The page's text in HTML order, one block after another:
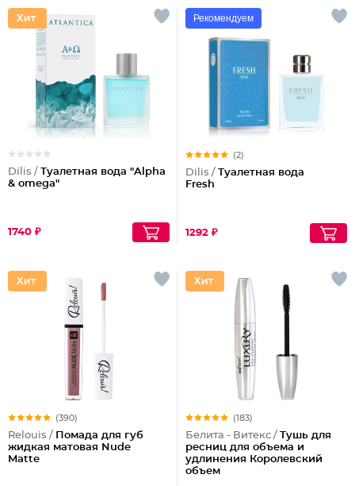
Dilis / Туалетная вода "Alpha
& omega"
1740 ₽
Рекомендуем
(2)
Dilis / Туалетная вода
Fresh
1292 ₽
(390)
Relouis / Помада для губ
жидкая матовая Nude
Matte
(183)
Белита - Витекс / Тушь для
ресниц для объема и
удлинения Королевский
объем